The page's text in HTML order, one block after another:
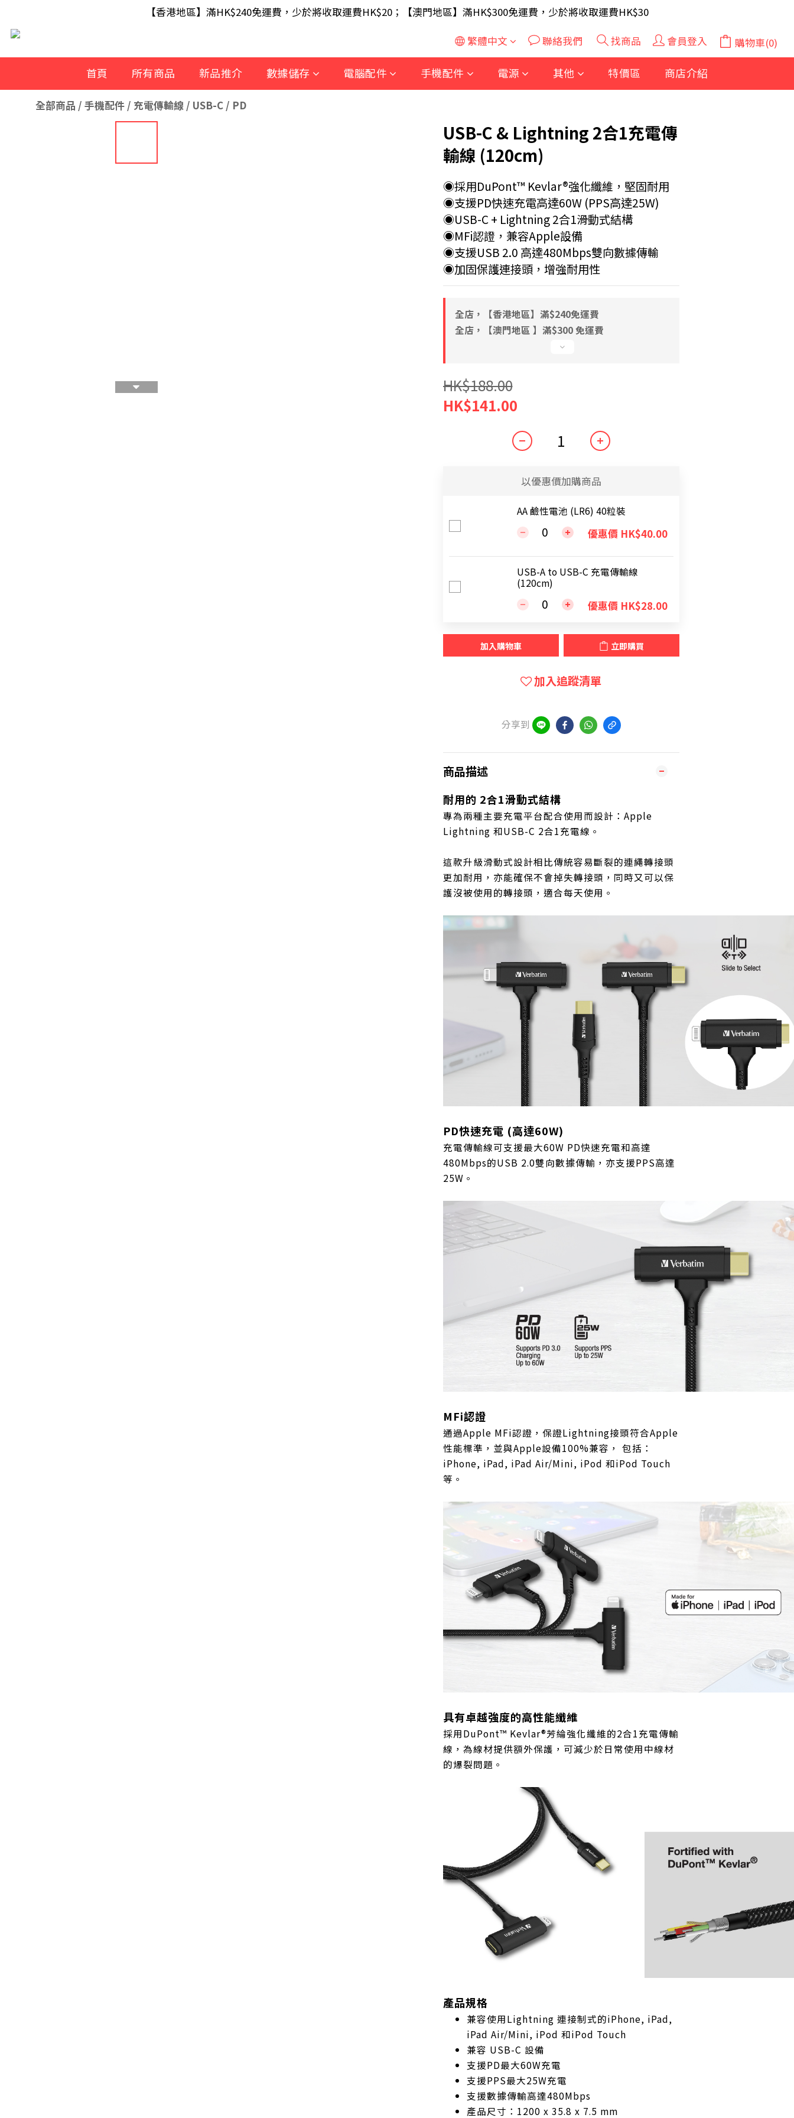
【滿額即送】訂單滿$499 送 USB 無線滑鼠 / 30W USB 充電器 ; 滿$699 再送 AA/AAA 電芯40粒(隨機及根據庫存調整)
【香港地區】滿HK$240免運費，少於將收取運費HK$20；【澳門地區】滿HK$300免運費，少於將收取運費HK$30
【滿額即送】訂單滿$499 送 USB 無線滑鼠 / 30W USB 充電器 ; 滿$699 再送 AA/AAA 電芯40粒(隨機及根據庫存調整)
繁體中文 聯絡我們 找商品 會員登入 購物車(0)
首頁 所有商品 新品推介 數據儲存 電腦配件 手機配件 電源 其他 特價區 商店介紹
全部商品 / 手機配件 / 充電傳輸線 / USB-C / PD
USB-C & Lightning 2合1充電傳
輸線 (120cm)
◉採用DuPont™ Kevlar®強化纖維，堅固耐用
◉支援PD快速充電高達60W (PPS高達25W)
◉USB-C + Lightning 2合1滑動式結構
◉MFi認證，兼容Apple設備
◉支援USB 2.0 高達480Mbps雙向數據傳輸
◉加固保護連接頭，增強耐用性
全店，【香港地區】滿$240免運費
全店，【澳門地區 】滿$300 免運費
HK$188.00
HK$141.00
以優惠價加購商品
AA 鹼性電池 (LR6) 40粒裝
優惠價 HK$40.00
USB-A to USB-C 充電傳輸線
(120cm)
優惠價 HK$28.00
加入購物車 立即購買
加入追蹤清單
分享到
商品描述
耐用的 2合1滑動式結構
專為兩種主要充電平台配合使用而設計：Apple
Lightning 和USB-C 2合1充電線。
這款升級滑動式設計相比傳統容易斷裂的連繩轉接頭
更加耐用，亦能確保不會掉失轉接頭，同時又可以保
護沒被使用的轉接頭，適合每天使用。
PD快速充電 (高達60W)
充電傳輸線可支援最大60W PD快速充電和高達
480Mbps的USB 2.0雙向數據傳輸，亦支援PPS高達
25W。
MFi認證
通過Apple MFi認證，保證Lightning接頭符合Apple
性能標準，並與Apple設備100%兼容， 包括：
iPhone, iPad, iPad Air/Mini, iPod 和iPod Touch
等。
具有卓越強度的高性能纖維
採用DuPont™ Kevlar®芳綸強化纖維的2合1充電傳輸
線，為線材提供額外保護，可減少於日常使用中線材
的爆裂問題。
產品規格
兼容使用Lightning 連接制式的iPhone, iPad,
iPad Air/Mini, iPod 和iPod Touch
兼容 USB-C 設備
支援PD最大60W充電
支援PPS最大25W充電
支援數據傳輸高達480Mbps
產品尺寸：1200 x 35.8 x 7.5 mm
立即購買